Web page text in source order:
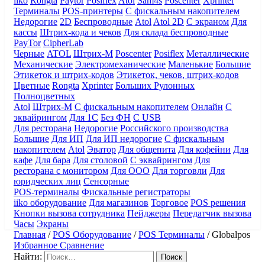
Терминалы POS-принтеры С фискальным накопителем
Недорогие 2D Беспроводные Atol Atol 2D С экраном Для
кассы Штрих-кода и чеков Для склада беспроводные
PayTor CipherLab
Черные ATOL Штрих-М Poscenter Posiflex Металлические
Механические Электромеханические Маленькие Большие
Этикеток и штрих-кодов Этикеток, чеков, штрих-кодов
Цветные Rongta Xprinter Больших Рулонных
Полноцветных
Atol Штрих-М С фискальным накопителем Онлайн С
эквайрингом Для 1С Без ФН С USB
Для ресторана Недорогие Российского производства
Большие Для ИП Для ИП недорогие С фискальным
накопителем Atol Эватор Для общепита Для кофейни Для
кафе Для бара Для столовой С эквайрингом Для
ресторана с монитором Для ООО Для торговли Для
юридческих лиц Сенсорные
POS-терминалы Фискальные регистраторы
iiko оборудование Для магазинов Торговое POS решения
Кнопки вызова сотрудника Пейджеры Передатчик вызова
Часы Экраны
Главная /POS Оборудование /POS Терминалы /Globalpos
Избранное Сравнение
Найти: